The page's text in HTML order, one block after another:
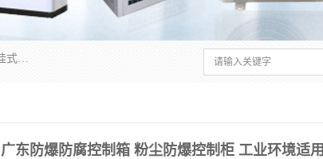
防爆正压分析小屋；不锈钢、碳钢材质防爆正压通风柜，分上下、左右、外挂三种款式；立式、挂式防爆配电柜体；不锈钢、碳钢防爆变频、磁力、星三角启动器；不锈钢、碳钢、铸铝防爆控制箱柜；可操作按键、多块式防爆仪表箱；多材质防爆接线箱；台式防爆电脑、防爆监视器。产品适配石油、化工、煤炭、电力、纺织、酿酒、航天、铁路、冶金、船舶、消防、市政等多行业工况使用。
广东防爆防腐控制箱 粉尘防爆控制柜 工业环境适用